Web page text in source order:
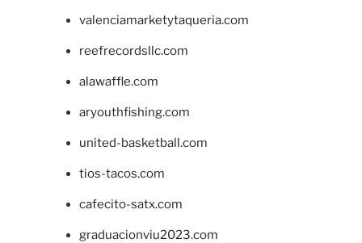
valenciamarketytaqueria.com
reefrecordsllc.com
alawaffle.com
aryouthfishing.com
united-basketball.com
tios-tacos.com
cafecito-satx.com
graduacionviu2023.com